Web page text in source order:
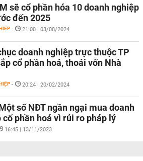
sẽ cổ phần hóa 10 doanh nghiệp
đến 2025
- 21:00 | 03/08/2024
doanh nghiệp trực thuộc TP
cổ phần hoá, thoái vốn Nhà
- 20:24 | 20/02/2024
số NĐT ngần ngại mua doanh
cổ phần hoá vì rủi ro pháp lý
16:45 | 13/11/2023